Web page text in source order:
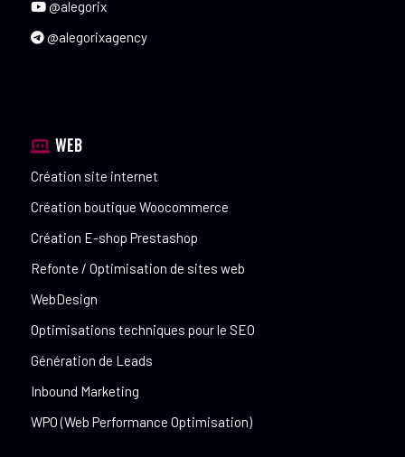
@alegorix
@alegorixagency
WEB
Création site internet
Création boutique Woocommerce
Création E-shop Prestashop
Refonte / Optimisation de sites web
WebDesign
Optimisations techniques pour le SEO
Génération de Leads
Inbound Marketing
WPO (Web Performance Optimisation)